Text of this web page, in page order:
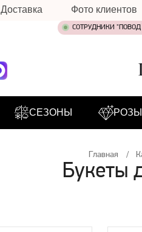
Доставка Фото клиентов
СОТРУДНИКИ
СЕЗОНЫ РОЗЫ
Главная
Букеты